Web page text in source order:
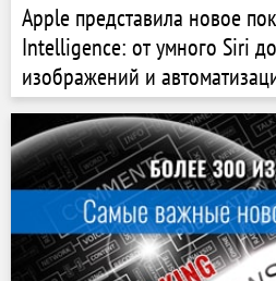
Apple представила новое
Intelligence: от умного Siri
изображений и